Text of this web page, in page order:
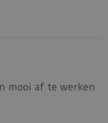
mooi af te werken